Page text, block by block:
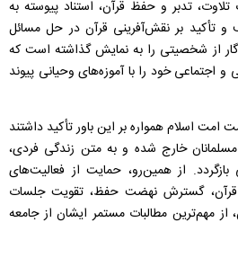
تدبر و حفظ قرآن، استناد پیوسته به
تأکید بر نقش‌آفرینی قرآن در حل مسائل
از شخصیتی را به نمایش گذاشته است که
اجتماعی خود را با آموزه‌های وحیانی پیوند
اسلام همواره بر این باور تأکید داشتند
خارج شده و به متن زندگی فردی،
بازگردد. از همین‌رو، حمایت از فعالیت‌های
قرآن، گسترش نهضت حفظ، تقویت جلسات
از مهم‌ترین مطالبات مستمر ایشان از جامعه